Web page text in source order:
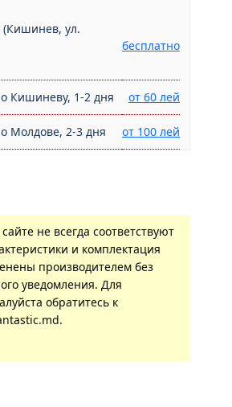
ул.
бесплатно
Кишиневу, 1-2 дня от 60 лей
Молдове, 2-3 дня от 100 лей
не всегда соответствуют
и комплектация
производителем без
уведомления. Для
обратитесь к